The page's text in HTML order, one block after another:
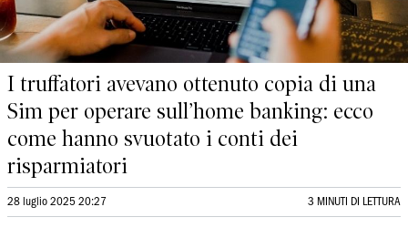
I truffatori avevano ottenuto copia di una
Sim per operare sull’home banking: ecco
come hanno svuotato i conti dei
risparmiatori
28 luglio 2025 20:27 3 MINUTI DI LETTURA